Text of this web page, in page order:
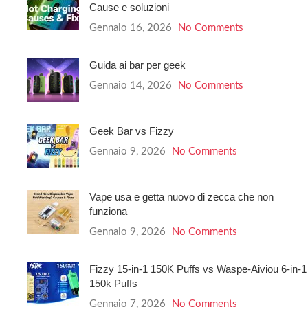
Cause e soluzioni
Gennaio 16, 2026 No Comments
Guida ai bar per geek
Gennaio 14, 2026 No Comments
Geek Bar vs Fizzy
Gennaio 9, 2026 No Comments
Vape usa e getta nuovo di zecca che non
funziona
Gennaio 9, 2026 No Comments
Fizzy 15-in-1 150K Puffs vs Waspe-Aiviou 6-in-1
150k Puffs
Gennaio 7, 2026 No Comments